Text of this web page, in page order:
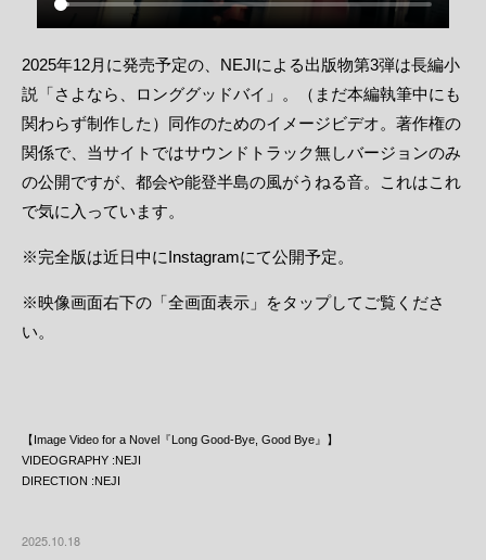
2025年12月に発売予定の、NEJIによる出版物第3弾は長編小
説「さよなら、ロンググッドバイ」。（まだ本編執筆中にも
関わらず制作した）同作のためのイメージビデオ。著作権の
関係で、当サイトではサウンドトラック無しバージョンのみ
の公開ですが、都会や能登半島の風がうねる音。これはこれ
で気に入っています。
※完全版は近日中にInstagramにて公開予定。
※映像画面右下の「全画面表示」をタップしてご覧くださ
い。
【Image Video for a Novel『Long Good-Bye, Good Bye』】
VIDEOGRAPHY :NEJI
DIRECTION :NEJI
2025.10.18